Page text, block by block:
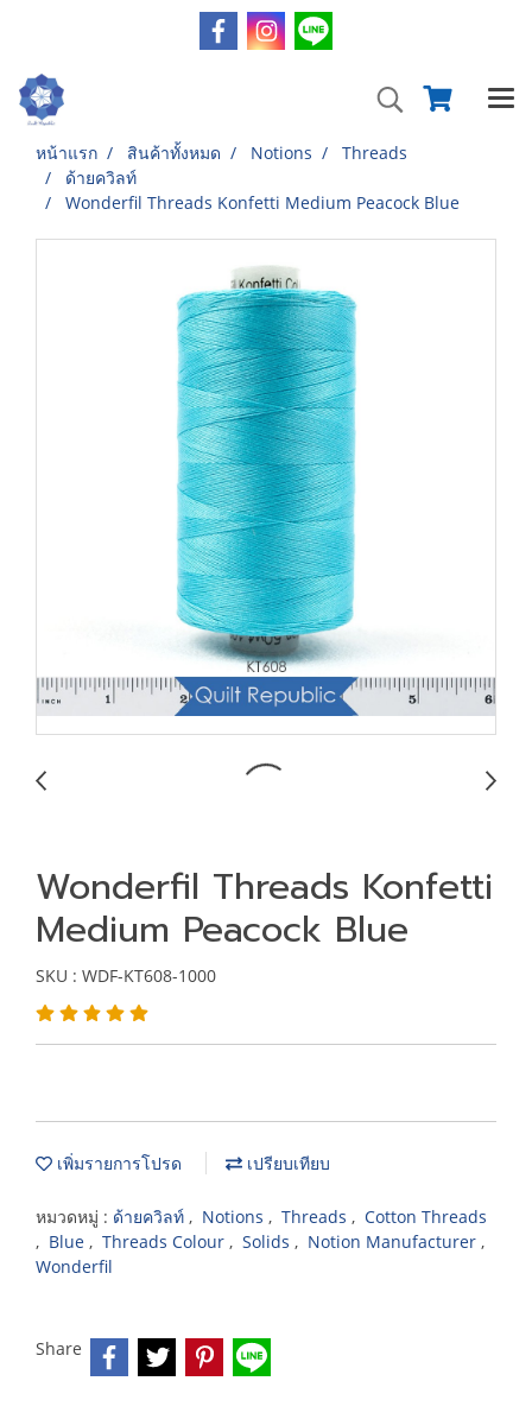
หน้าแรก สินค้าทั้งหมด Notions
Threads
ด้ายควิลท์
Wonderfil Threads Konfetti Medium Peacock Blue
Wonderfil Threads Konfetti
Medium Peacock Blue
SKU : WDF-KT608-1000
เพิ่มรายการโปรด เปรียบเทียบ
หมวดหมู่ : ด้ายควิลท์ , Notions , Threads , Cotton Threads
, Blue , Threads Colour , Solids , Notion Manufacturer ,
Wonderfil
Share